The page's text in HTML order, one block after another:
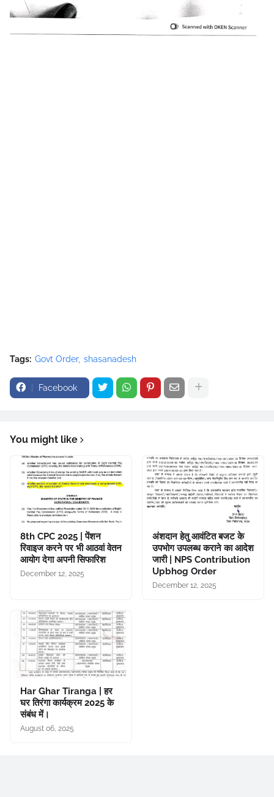
Tags: Govt Order shasanadesh
Facebook
You might like
8th CPC 2025 | पेंशन
रिवाइज करने पर भी आठवां वेतन
आयोग देगा अपनी सिफारिश
December 12, 2025
अंशदान हेतु आवंटित बजट के
उपभोग उपलब्ध कराने का आदेश
जारी | NPS Contribution
Upbhog Order
December 12, 2025
Har Ghar Tiranga | हर
घर तिरंगा कार्यक्रम 2025 के
संबंध में।
August 06, 2025